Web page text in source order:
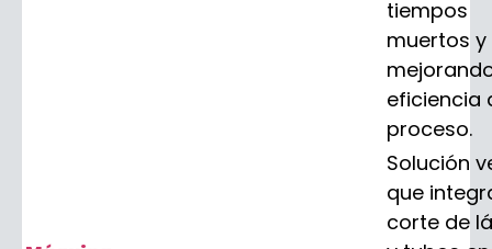
tiempos
muertos y
eficiencia
proceso.
Solución
que
corte de